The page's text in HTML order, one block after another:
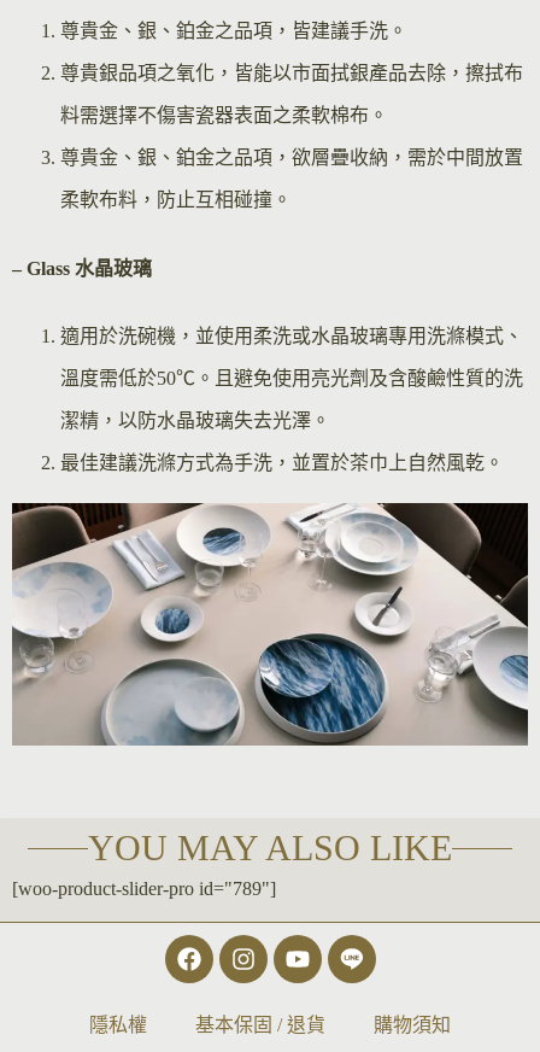
尊貴金、銀、鉑金之品項，皆建議手洗。
尊貴銀品項之氧化，皆能以市面拭銀產品去除，擦拭布
料需選擇不傷害瓷器表面之柔軟棉布。
尊貴金、銀、鉑金之品項，欲層疊收納，需於中間放置
柔軟布料，防止互相碰撞。
– Glass 水晶玻璃
適用於洗碗機，並使用柔洗或水晶玻璃專用洗滌模式、
溫度需低於50℃。且避免使用亮光劑及含酸鹼性質的洗
潔精，以防水晶玻璃失去光澤。
最佳建議洗滌方式為手洗，並置於茶巾上自然風乾。
YOU MAY ALSO LIKE
[woo-product-slider-pro id="789"]
隱私權 基本保固 / 退貨 購物須知